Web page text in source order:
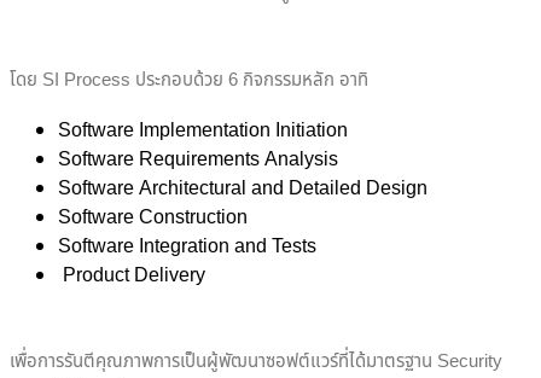
โดย SI Process ประกอบด้วย 6 กิจกรรมหลัก อาทิ
Software Implementation Initiation
Software Requirements Analysis
Software Architectural and Detailed Design
Software Construction
Software Integration and Tests
Product Delivery
เพื่อการรันตีคุณภาพการเป็นผู้พัฒนาซอฟต์แวร์ที่ได้มาตรฐาน Security